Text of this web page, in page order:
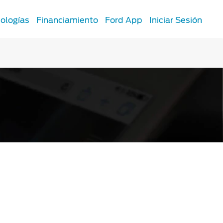
SYNC
Financiamiento Ford App Iniciar Sesión